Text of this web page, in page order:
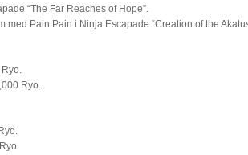
“The Far Reaches of Hope”.
med Pain Pain i Ninja Escapade “Creation of the
Ryo.
Ryo.